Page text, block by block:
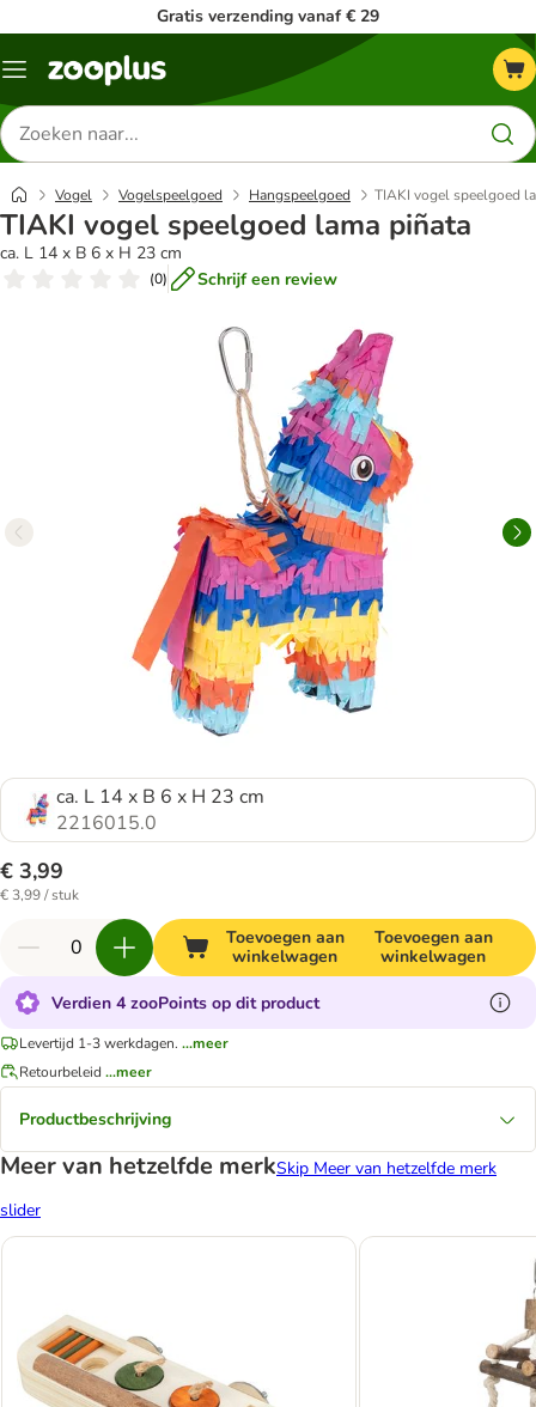
Gratis verzending vanaf € 29
Menu
Zoeken
naar
producten
Vogel Vogelspeelgoed Hangspeelgoed TIAKI vogel speelgoed
TIAKI vogel speelgoed lama piñata
ca. L 14 x B 6 x H 23 cm
(0) Schrijf een review
ca. L 14 x B 6 x H 23 cm
2216015.0
€ 3,99
€ 3,99 / stuk
Toevoegen aan
winkelwagen
Toevoegen aan
winkelwagen
Verdien 4 zooPoints op dit product
Levertijd 1-3 werkdagen. ...meer
Retourbeleid ...meer
Productbeschrijving
Meer van hetzelfde merkSkip Meer van hetzelfde merk
slider